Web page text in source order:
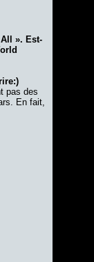
». Est-
pas des
En fait,